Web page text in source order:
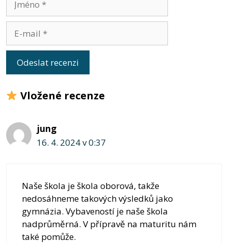
Vložené recenze
jung
16. 4. 2024 v 0:37
Naše škola je škola oborová, takže
nedosáhneme takových výsledků jako
gymnázia. Vybaveností je naše škola
nadprůměrná. V přípravě na maturitu nám
také pomůže.
mail